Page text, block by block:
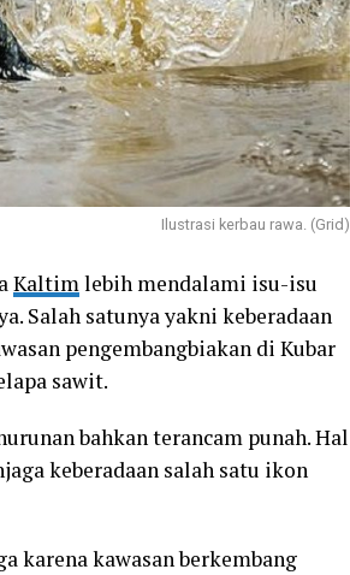
Ilustrasi kerbau rawa. (Grid)
Kaltimlebih mendalami isu-isu
Salah satunya yakni keberadaan
pengembangbiakan di Kubar
sawit.
bahkan terancam punah. Hal
keberadaan salah satu ikon
karena kawasan berkembang